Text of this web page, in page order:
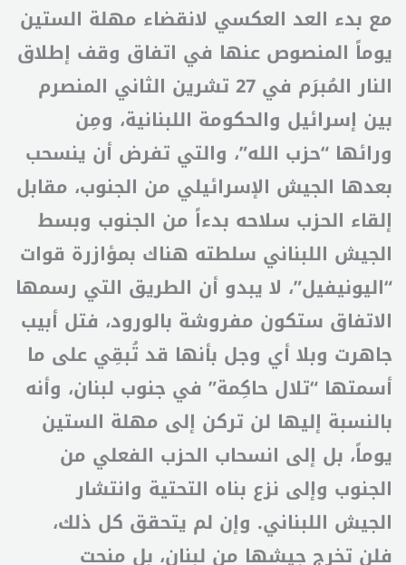
مع بدء العد العكسي لانقضاء مهلة الستين
يوماً المنصوص عنها في اتفاق وقف إطلاق
النار المُبرَم في 27 تشرين الثاني المنصرم
بين إسرائيل والحكومة اللبنانية، ومِن
ورائها “حزب الله”، والتي تفرض أن ينسحب
بعدها الجيش الإسرائيلي من الجنوب، مقابل
إلقاء الحزب سلاحه بدءاً من الجنوب وبسط
الجيش اللبناني سلطته هناك بمؤازرة قوات
“اليونيفيل”، لا يبدو أن الطريق التي رسمها
الاتفاق ستكون مفروشة بالورود، فتل أبيب
جاهرت وبلا أي وجل بأنها قد تُبقِي على ما
أسمتها “تلال حاكِمة” في جنوب لبنان، وأنه
بالنسبة إليها لن تركن إلى مهلة الستين
يوماً، بل إلى انسحاب الحزب الفعلي من
الجنوب وإلى نزع بناه التحتية وانتشار
الجيش اللبناني. وإن لم يتحقق كل ذلك،
فلن تخرج جيشها من لبنان، بل منحت